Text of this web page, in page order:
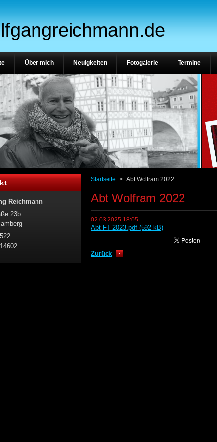
Startseite > Abt Wolfram 2022
Abt Wolfram 2022
02.03.2025 18:05
Abt FT 2023.pdf (592 kB)
Zurück
Reichmann
23b
Über mich Neuigkeiten Fotogalerie Termine